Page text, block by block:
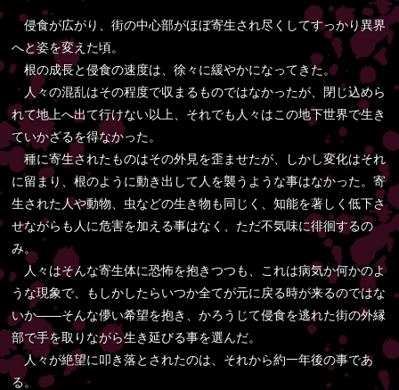
侵食が広がり、街の中心部がほぼ寄生され尽くしてすっかり異界
へと姿を変えた頃。
根の成長と侵食の速度は、徐々に緩やかになってきた。
人々の混乱はその程度で収まるものではなかったが、閉じ込めら
れて地上へ出て行けない以上、それでも人々はこの地下世界で生き
ていかざるを得なかった。
種に寄生されたものはその外見を歪ませたが、しかし変化はそれ
に留まり、根のように動き出して人を襲うような事はなかった。寄
生された人や動物、虫などの生き物も同じく、知能を著しく低下さ
せながらも人に危害を加える事はなく、ただ不気味に徘徊するの
み。
人々はそんな寄生体に恐怖を抱きつつも、これは病気か何かのよ
うな現象で、もしかしたらいつか全てが元に戻る時が来るのではな
いか――そんな儚い希望を抱き、かろうじて侵食を逃れた街の外縁
部で手を取りながら生き延びる事を選んだ。
人々が絶望に叩き落とされたのは、それから約一年後の事であ
る。